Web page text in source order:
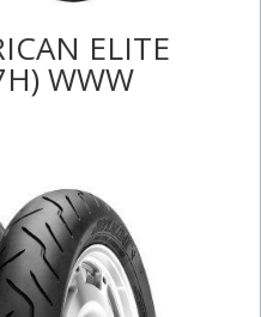
ELITE
WWW